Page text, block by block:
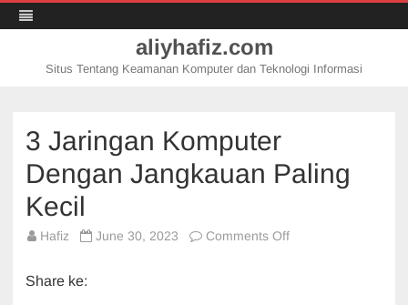
aliyhafiz.com
Situs Tentang Keamanan Komputer dan Teknologi Informasi
3 Jaringan Komputer
Dengan Jangkauan Paling
Kecil
Hafiz June 30, 2023 Comments Offon
Share ke: